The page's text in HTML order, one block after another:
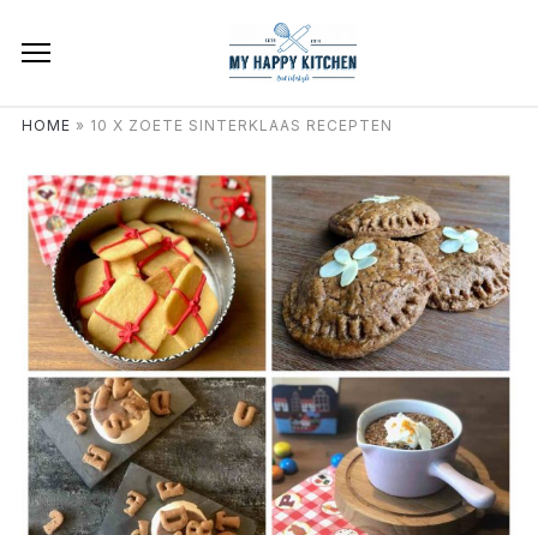
HOME » 10 X ZOETE SINTERKLAAS RECEPTEN